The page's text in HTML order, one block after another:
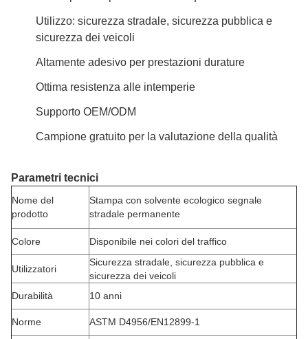
Utilizzo: sicurezza stradale, sicurezza pubblica e
sicurezza dei veicoli
Altamente adesivo per prestazioni durature
Ottima resistenza alle intemperie
Supporto OEM/ODM
Campione gratuito per la valutazione della qualità
Parametri tecnici
Nome del
prodotto
Stampa con solvente ecologico segnale
stradale permanente
Colore Disponibile nei colori del traffico
Utilizzatori
Sicurezza stradale, sicurezza pubblica e
sicurezza dei veicoli
Durabilità
10 anni
Norme ASTM D4956/EN12899-1